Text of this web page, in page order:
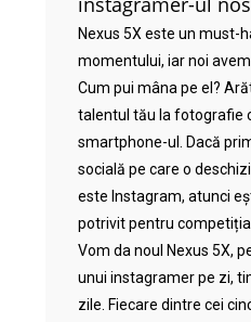
Nexus 5X este un must-
momentului, iar noi
Cum pui mâna pe el?
talentul tău la fotografie
smartphone-ul. Dacă
socială pe care o
este Instagram, atunci
potrivit pentru competiția
Vom da noul Nexus 5X,
unui instagramer pe zi,
zile. Fiecare dintre cei